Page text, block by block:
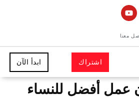
معنا
اشتراك ابدأ الآن
عمل أفضل للنساء